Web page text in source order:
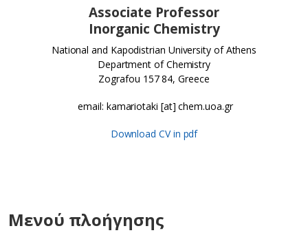
Associate Professor
Inorganic Chemistry
National and Kapodistrian University of Athens
Department of Chemistry
Zografou 157 84, Greece
email: kamariotaki [at] chem.uoa.gr
Download CV in pdf
Μενού πλοήγησης